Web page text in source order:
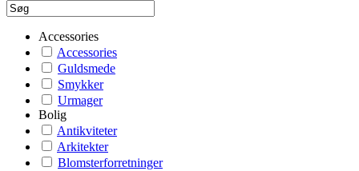
Accessories
Accessories
Guldsmede
Smykker
Urmager
Bolig
Antikviteter
Arkitekter
Blomsterforretninger